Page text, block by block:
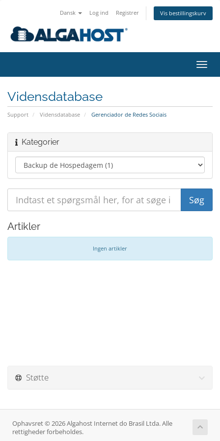
Dansk Log ind Registrer Vis bestillingskurv
Skift
Vidensdatabase
Support Vidensdatabase Gerenciador de Redes Sociais
Kategorier
Artikler
Ingen artikler
Støtte
Ophavsret © 2026 Algahost Internet do Brasil Ltda. Alle
rettigheder forbeholdes.